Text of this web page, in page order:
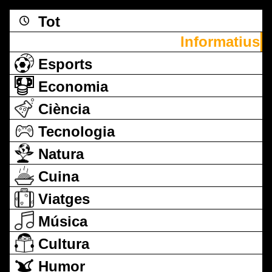
Tot
Informatius
Esports
Economia
Ciència
Tecnologia
Natura
Cuina
Viatges
Música
Cultura
Humor